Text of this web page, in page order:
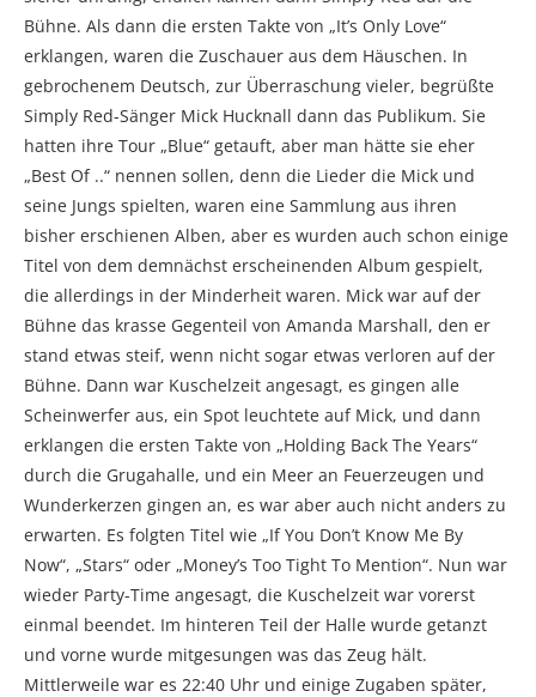
Bühne. Als dann die ersten Takte von „It’s Only Love“
erklangen, waren die Zuschauer aus dem Häuschen. In
gebrochenem Deutsch, zur Überraschung vieler, begrüßte
Simply Red-Sänger Mick Hucknall dann das Publikum. Sie
hatten ihre Tour „Blue“ getauft, aber man hätte sie eher
„Best Of ..“ nennen sollen, denn die Lieder die Mick und
seine Jungs spielten, waren eine Sammlung aus ihren
bisher erschienen Alben, aber es wurden auch schon einige
Titel von dem demnächst erscheinenden Album gespielt,
die allerdings in der Minderheit waren. Mick war auf der
Bühne das krasse Gegenteil von Amanda Marshall, den er
stand etwas steif, wenn nicht sogar etwas verloren auf der
Bühne. Dann war Kuschelzeit angesagt, es gingen alle
Scheinwerfer aus, ein Spot leuchtete auf Mick, und dann
erklangen die ersten Takte von „Holding Back The Years“
durch die Grugahalle, und ein Meer an Feuerzeugen und
Wunderkerzen gingen an, es war aber auch nicht anders zu
erwarten. Es folgten Titel wie „If You Don’t Know Me By
Now“, „Stars“ oder „Money’s Too Tight To Mention“. Nun war
wieder Party-Time angesagt, die Kuschelzeit war vorerst
einmal beendet. Im hinteren Teil der Halle wurde getanzt
und vorne wurde mitgesungen was das Zeug hält.
Mittlerweile war es 22:40 Uhr und einige Zugaben später,